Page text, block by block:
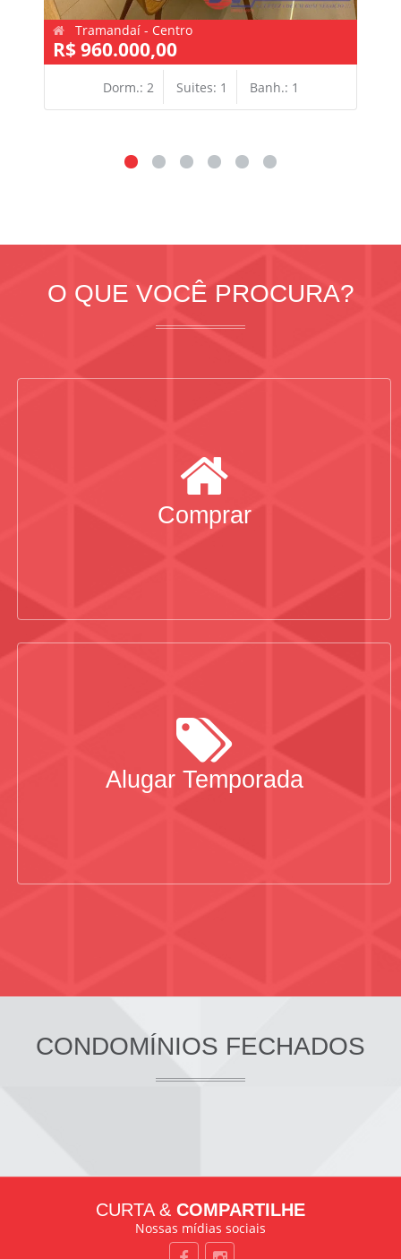
Tramandaí - Centro
R$ 960.000,00
Dorm.: 2 Suites: 1 Banh.: 1
O QUE VOCÊ PROCURA?
Comprar
Alugar Temporada
CONDOMÍNIOS FECHADOS
CURTA & COMPARTILHE
Nossas mídias sociais